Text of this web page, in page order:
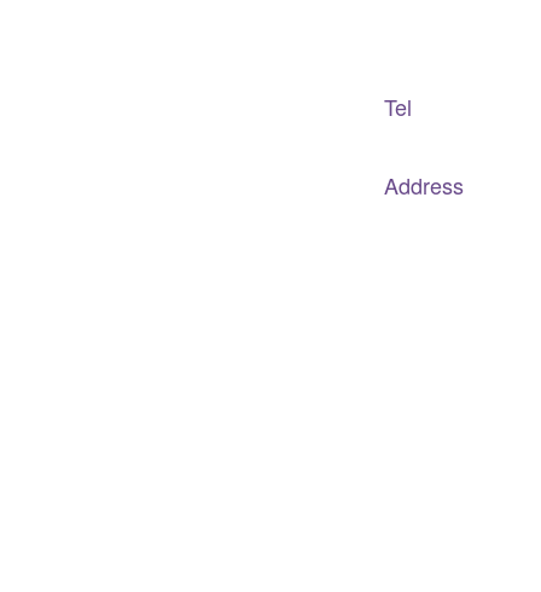
Tel
Address